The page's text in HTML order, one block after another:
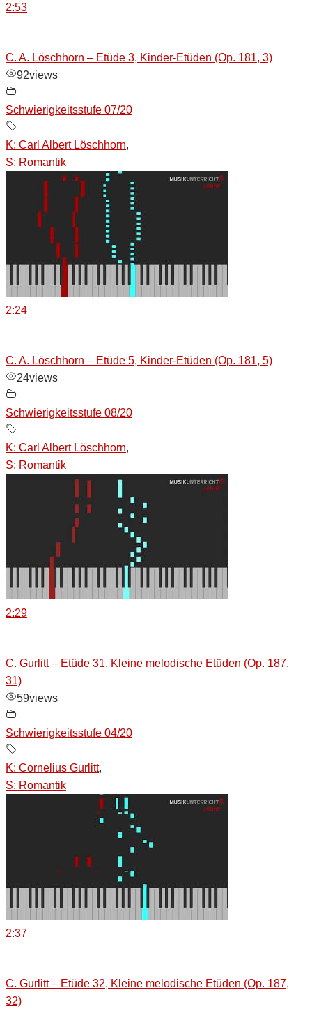
2:53
C. A. Löschhorn – Etüde 3, Kinder-Etüden (Op. 181, 3)
92views
Schwierigkeitsstufe 07/20
K: Carl Albert Löschhorn,
S: Romantik
2:24
C. A. Löschhorn – Etüde 5, Kinder-Etüden (Op. 181, 5)
24views
Schwierigkeitsstufe 08/20
K: Carl Albert Löschhorn,
S: Romantik
2:29
C. Gurlitt – Etüde 31, Kleine melodische Etüden (Op. 187,
31)
59views
Schwierigkeitsstufe 04/20
K: Cornelius Gurlitt,
S: Romantik
2:37
C. Gurlitt – Etüde 32, Kleine melodische Etüden (Op. 187,
32)